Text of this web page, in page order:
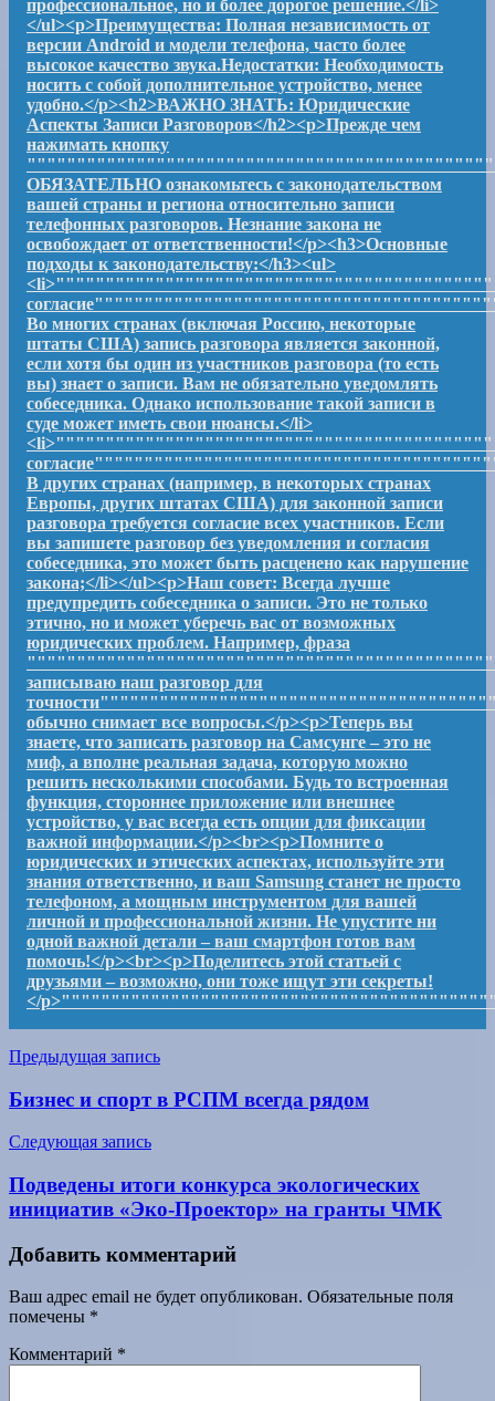
профессиональное, но и более дорогое решение.</li>
</ul><p>Преимущества: Полная независимость от
версии Android и модели телефона, часто более
высокое качество звука.Недостатки: Необходимость
носить с собой дополнительное устройство, менее
удобно.</p><h2>ВАЖНО ЗНАТЬ: Юридические
Аспекты Записи Разговоров</h2><p>Прежде чем
нажимать кнопку
ОБЯЗАТЕЛЬНО ознакомьтесь с законодательством
вашей страны и региона относительно записи
телефонных разговоров. Незнание закона не
освобождает от ответственности!</p><h3>Основные
подходы к законодательству:</h3><ul>
Во многих странах (включая Россию, некоторые
штаты США) запись разговора является законной,
если хотя бы один из участников разговора (то есть
вы) знает о записи. Вам не обязательно уведомлять
собеседника. Однако использование такой записи в
суде может иметь свои нюансы.</li>
В других странах (например, в некоторых странах
Европы, других штатах США) для законной записи
разговора требуется согласие всех участников. Если
вы запишете разговор без уведомления и согласия
собеседника, это может быть расценено как нарушение
закона;</li></ul><p>Наш совет: Всегда лучше
предупредить собеседника о записи. Это не только
этично, но и может уберечь вас от возможных
юридических проблем. Например, фраза
записываю наш разговор для
обычно снимает все вопросы.</p><p>Теперь вы
знаете, что записать разговор на Самсунге – это не
миф, а вполне реальная задача, которую можно
решить несколькими способами. Будь то встроенная
функция, стороннее приложение или внешнее
устройство, у вас всегда есть опции для фиксации
важной информации.</p><br><p>Помните о
юридических и этических аспектах, используйте эти
знания ответственно, и ваш Samsung станет не просто
телефоном, а мощным инструментом для вашей
личной и профессиональной жизни. Не упустите ни
одной важной детали – ваш смартфон готов вам
помочь!</p><br><p>Поделитесь этой статьей с
друзьями – возможно, они тоже ищут эти секреты!
</
Навигация
по
Предыдущая запись
Бизнес и спорт в РСПМ всегда рядом
Следующая запись
Подведены итоги конкурса экологических
инициатив «Эко-Проектор» на гранты ЧМК
Добавить комментарий
Ваш адрес email не будет опубликован. Обязательные поля
помечены *
Комментарий *